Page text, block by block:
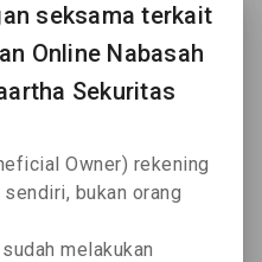
Lahir
Lahir
calendar_today
seksama terkait
Online Nabasah
Sekuritas
Owner) rekening
bukan orang
sudah melakukan